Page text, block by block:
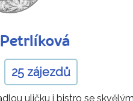
25 zájezdů
uličku i bistro se